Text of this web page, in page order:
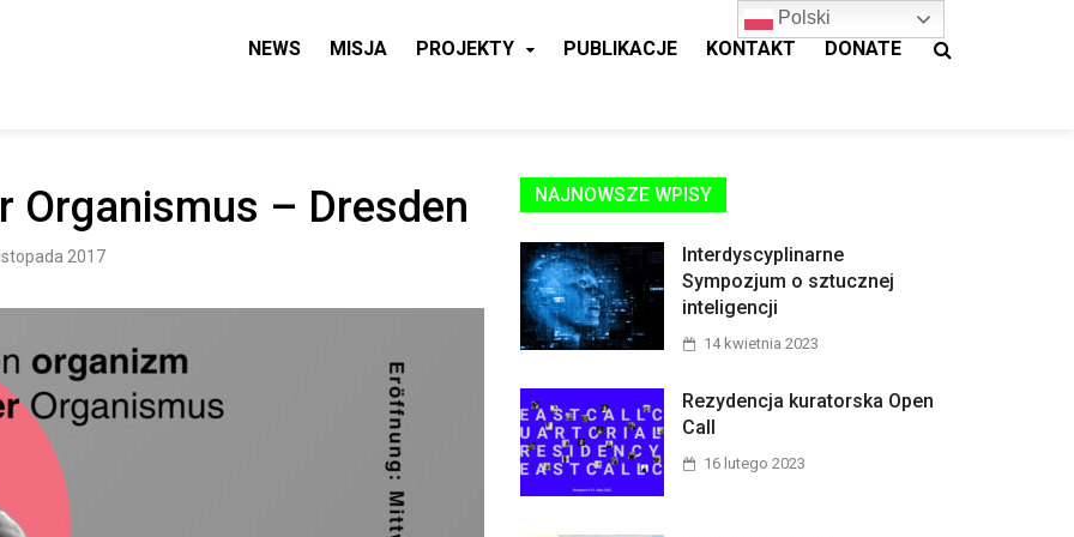
NEWS MISJA PROJEKTY PUBLIKACJE KONTAKT DONATE
Organismus – Dresden
2017
NAJNOWSZE WPISY
Interdyscyplinarne
Sympozjum o sztucznej
inteligencji
14 kwietnia 2023
Rezydencja kuratorska Open
Call
16 lutego 2023
Polski